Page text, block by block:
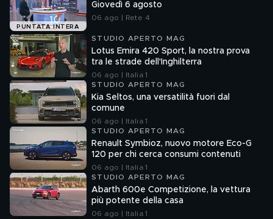
PUNTATA INTERA
Giovedì 6 agosto
06 ago | Rete 4
STUDIO APERTO MAG
Lotus Emira 420 Sport, la nostra prova
tra le strade dell'Inghilterra
06 ago | Italia 1
STUDIO APERTO MAG
Kia Seltos, una versatilità fuori dal
comune
06 ago | Italia 1
STUDIO APERTO MAG
Renault Symbioz, nuovo motore Eco-G
120 per chi cerca consumi contenuti
06 ago | Italia 1
STUDIO APERTO MAG
Abarth 600e Competizione, la vettura
più potente della casa
06 ago | Italia 1